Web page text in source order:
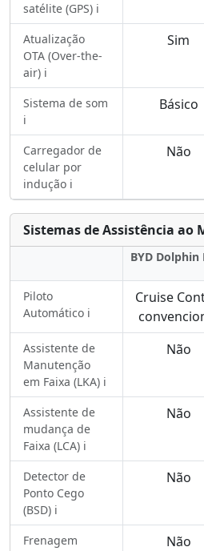
satélite (GPS) ℹ️
Atualização
OTA (Over-the-
air) ℹ️
Sim
Sistema de som
ℹ️
Básico
Carregador de
celular por
indução ℹ️
Não
Sistemas de Assistência ao
BYD Dolphin
Piloto
Automático ℹ️
Cruise
Assistente de
Manutenção
em Faixa (LKA) ℹ️
Não
Assistente de
mudança de
Faixa (LCA) ℹ️
Não
Detector de
Ponto Cego
(BSD) ℹ️
Não
Frenagem
Não